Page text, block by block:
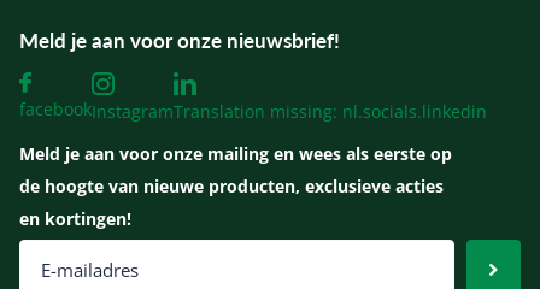
Meld je aan voor onze nieuwsbrief!
facebookInstagramTranslation missing: nl.socials.linkedin
Meld je aan voor onze mailing en wees als eerste op
de hoogte van nieuwe producten, exclusieve acties
en kortingen!